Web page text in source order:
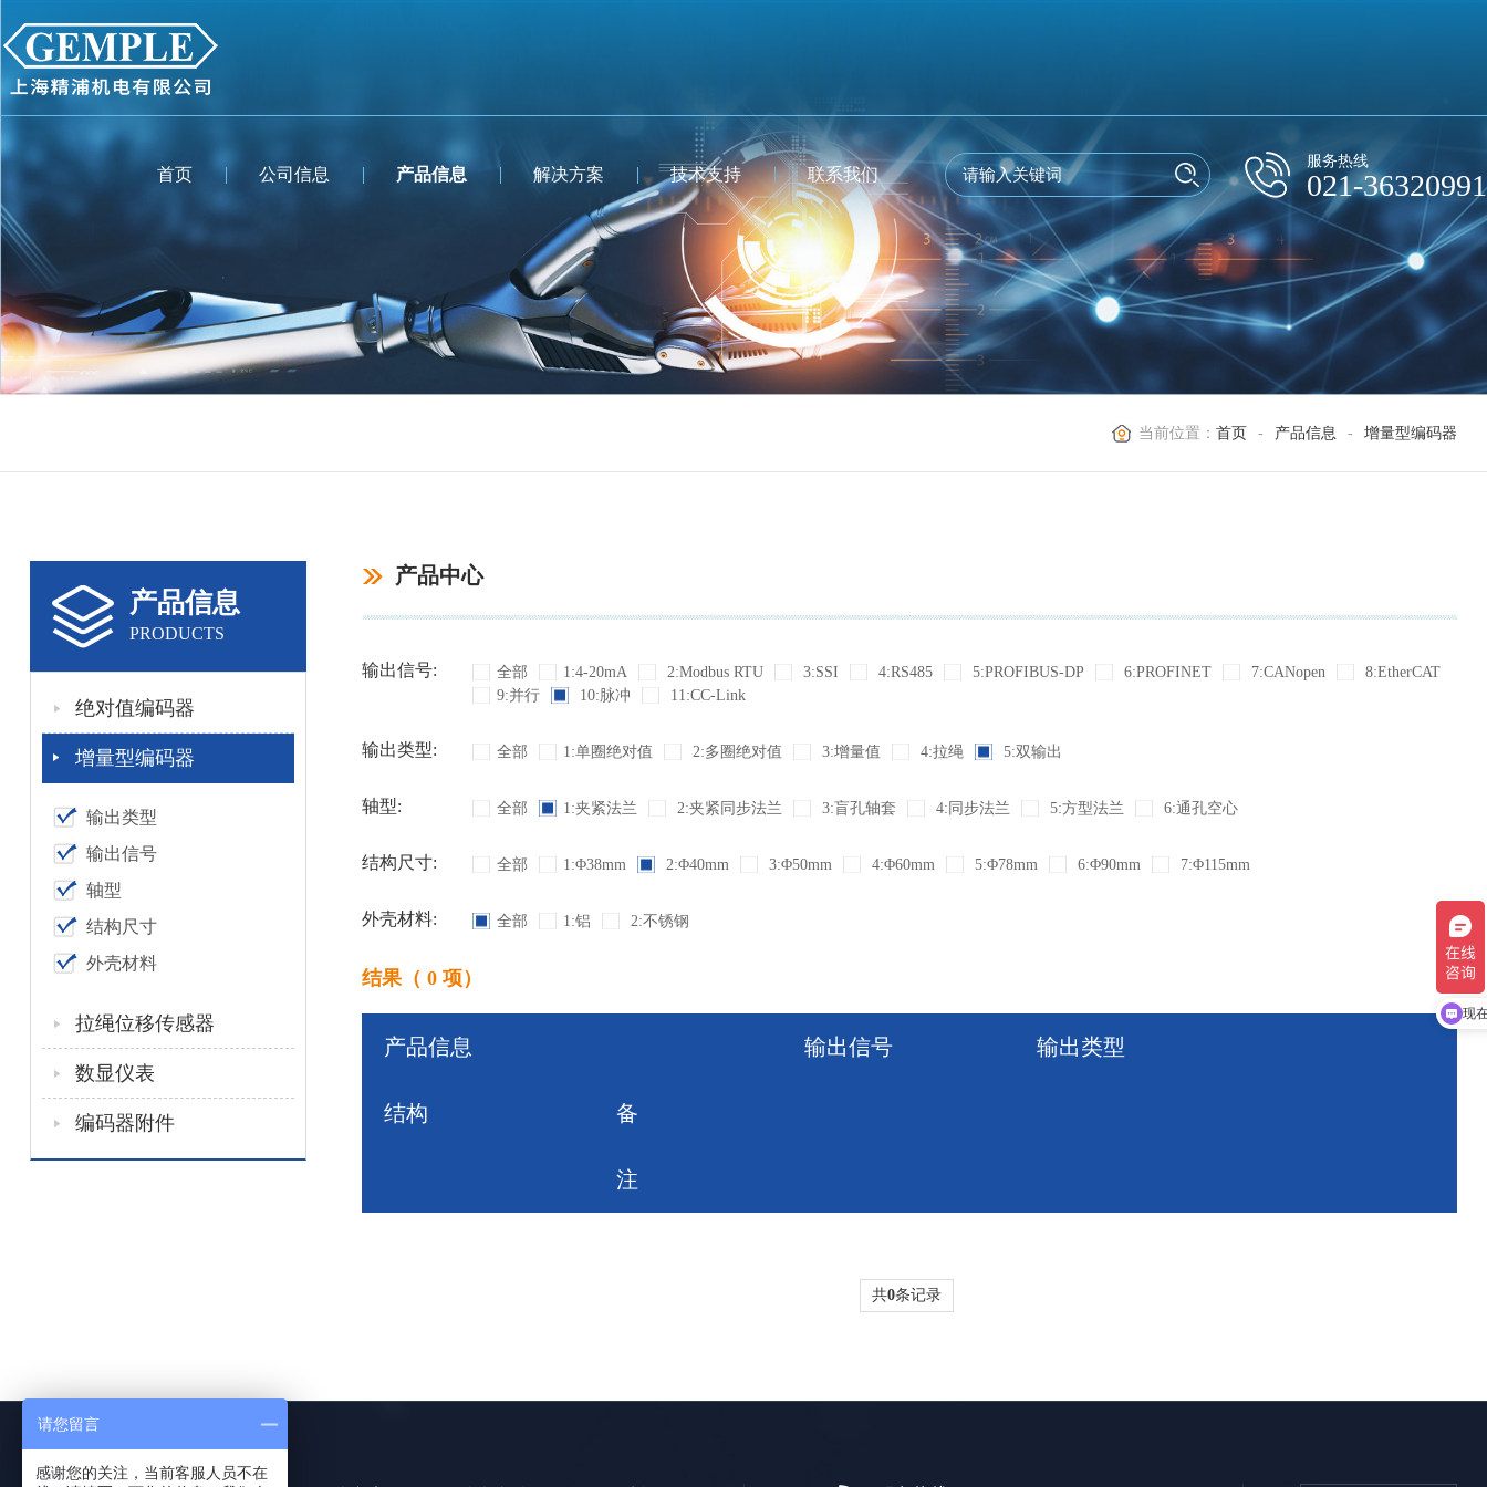
首页 公司信息 产品信息 解决方案 技术支持 联系我们
服务热线
021-36320991
当前位置：首页 - 产品信息 - 增量型编码器
产品信息
PRODUCTS
绝对值编码器
增量型编码器
输出类型
输出信号
轴型
结构尺寸
外壳材料
拉绳位移传感器
数显仪表
编码器附件
产品中心
输出信号: 全部 1:4-20mA 2:Modbus RTU 3:SSI 4:RS485 5:PROFIBUS-DP 6:PROFINET 7:CANopen
8:EtherCAT
9:并行
10:脉冲 11:CC-Link
输出类型: 全部 1:单圈绝对值 2:多圈绝对值 3:增量值 4:拉绳 5:双输出
轴型: 全部 1:夹紧法兰 2:夹紧同步法兰 3:盲孔轴套 4:同步法兰 5:方型法兰 6:通孔空心
结构尺寸: 全部 1:Φ38mm 2:Φ40mm 3:Φ50mm 4:Φ60mm 5:Φ78mm 6:Φ90mm 7:Φ115mm
外壳材料: 全部 1:铝 2:不锈钢
结果（ 0 项）
产品信息 输出信号 输出类型
结构 备
注
共0条记录
现
请您留言
感谢您的关注，当前客服人员不在